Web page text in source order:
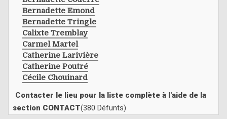
Bernadette Emond
Bernadette Tringle
Calixte Tremblay
Carmel Martel
Catherine Larivière
Catherine Poutré
Cécile Chouinard
Contacter le lieu pour la liste complète à l'aide de la
section CONTACT(380 Défunts)